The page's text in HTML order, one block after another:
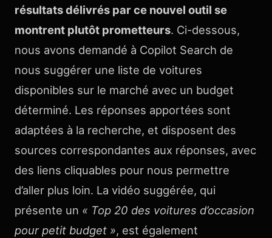
résultats délivrés par ce nouvel outil se
montrent plutôt prometteurs. Ci-dessous,
nous avons demandé à Copilot Search de
nous suggérer une liste de voitures
disponibles sur le marché avec un budget
déterminé. Les réponses apportées sont
adaptées à la recherche, et disposent des
sources correspondantes aux réponses, avec
des liens cliquables pour nous permettre
d’aller plus loin. La vidéo suggérée, qui
présente un « Top 20 des voitures d’occasion
pour petit budget », est également